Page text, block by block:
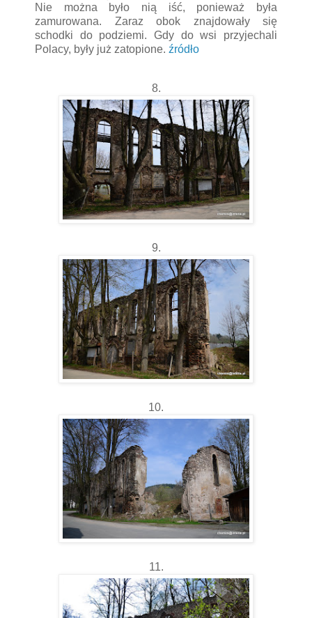
Nie można było nią iść, ponieważ była
zamurowana. Zaraz obok znajdowały się
schodki do podziemi. Gdy do wsi przyjechali
Polacy, były już zatopione. źródło
8.
9.
10.
11.